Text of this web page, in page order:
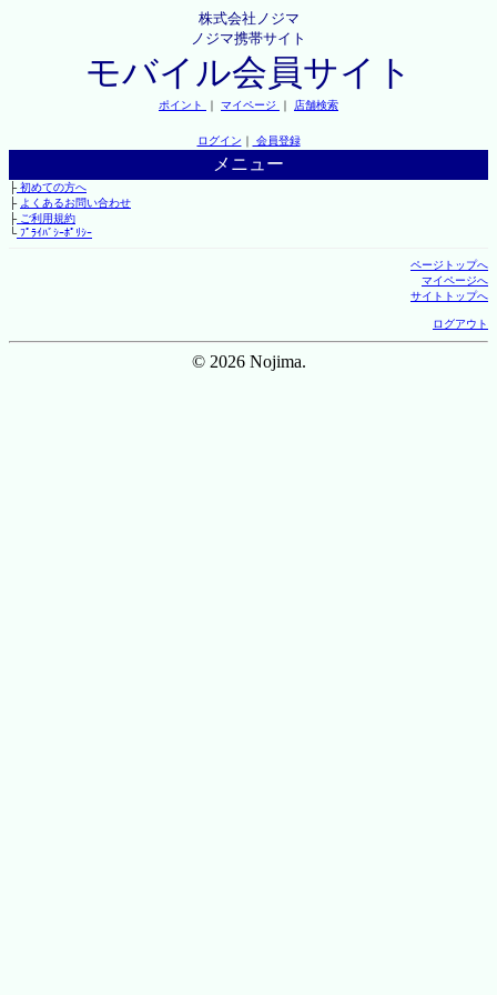
株式会社ノジマ
ノジマ携帯サイト
モバイル会員サイト
ポイント ｜ マイページ ｜ 店舗検索
ログイン ｜ 会員登録
メニュー
├初めての方へ
├ よくあるお問い合わせ
├ご利用規約
└ﾌﾟﾗｲﾊﾞｼｰﾎﾟﾘｼｰ
ページトップへ
マイページへ
サイトトップへ
ログアウト
© 2026 Nojima.